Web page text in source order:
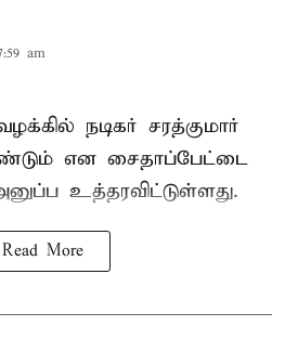
am
நடிகர் சரத்குமார்
என சைதாப்பேட்டை
உத்தரவிட்டுள்ளது.
Read More